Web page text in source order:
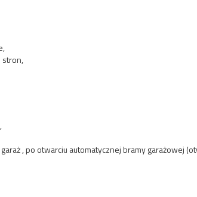
stron,
, po otwarciu automatycznej bramy garażowej